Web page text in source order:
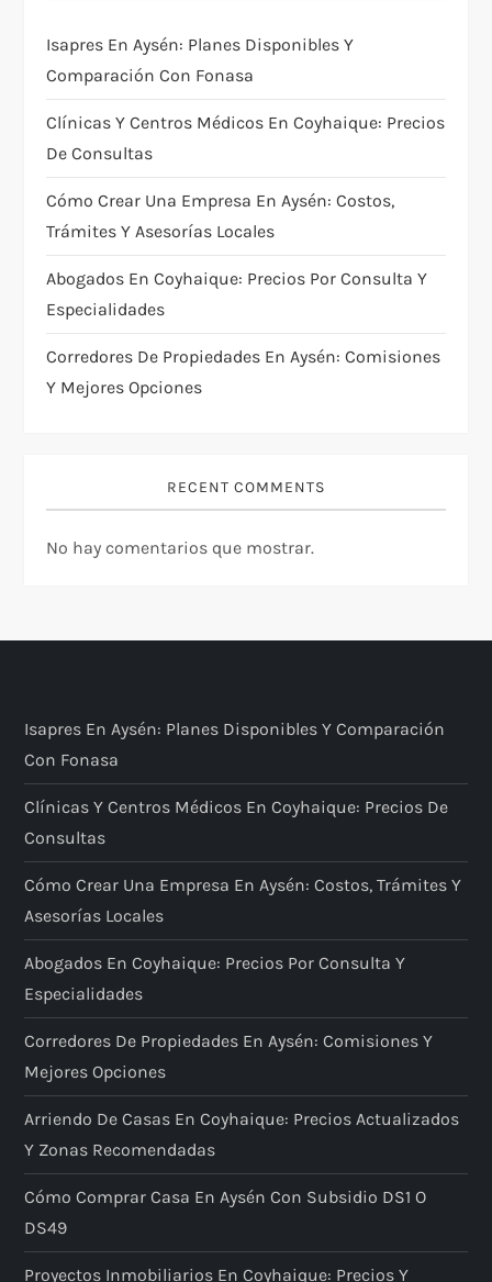
Isapres En Aysén: Planes Disponibles Y
Comparación Con Fonasa
Clínicas Y Centros Médicos En Coyhaique: Precios
De Consultas
Cómo Crear Una Empresa En Aysén: Costos,
Trámites Y Asesorías Locales
Abogados En Coyhaique: Precios Por Consulta Y
Especialidades
Corredores De Propiedades En Aysén: Comisiones
Y Mejores Opciones
RECENT COMMENTS
No hay comentarios que mostrar.
Isapres En Aysén: Planes Disponibles Y Comparación
Con Fonasa
Clínicas Y Centros Médicos En Coyhaique: Precios De
Consultas
Cómo Crear Una Empresa En Aysén: Costos, Trámites Y
Asesorías Locales
Abogados En Coyhaique: Precios Por Consulta Y
Especialidades
Corredores De Propiedades En Aysén: Comisiones Y
Mejores Opciones
Arriendo De Casas En Coyhaique: Precios Actualizados
Y Zonas Recomendadas
Cómo Comprar Casa En Aysén Con Subsidio DS1 O
DS49
Proyectos Inmobiliarios En Coyhaique: Precios Y